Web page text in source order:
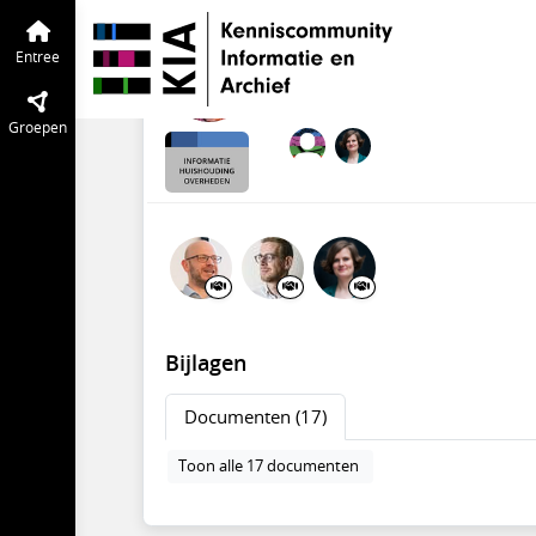
Entree
Groepen
Informatiehuishouding Overheden
Stukken
mei 2022
Bijlagen
Documenten (17)
Toon alle 17 documenten